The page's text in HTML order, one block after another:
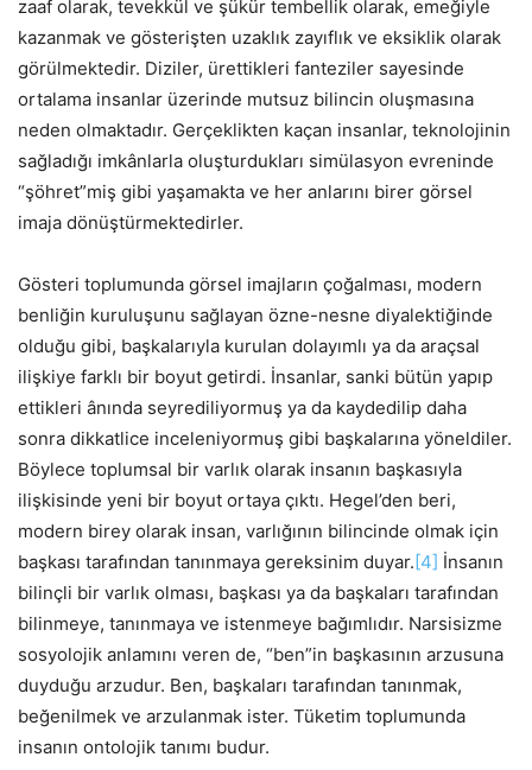
zaaf olarak, tevekkül ve şükür tembellik olarak, emeğiyle
kazanmak ve gösterişten uzaklık zayıflık ve eksiklik olarak
görülmektedir. Diziler, ürettikleri fanteziler sayesinde
ortalama insanlar üzerinde mutsuz bilincin oluşmasına
neden olmaktadır. Gerçeklikten kaçan insanlar, teknolojinin
sağladığı imkânlarla oluşturdukları simülasyon evreninde
“şöhret”miş gibi yaşamakta ve her anlarını birer görsel
imaja dönüştürmektedirler.
Gösteri toplumunda görsel imajların çoğalması, modern
benliğin kuruluşunu sağlayan özne-nesne diyalektiğinde
olduğu gibi, başkalarıyla kurulan dolayımlı ya da araçsal
ilişkiye farklı bir boyut getirdi. İnsanlar, sanki bütün yapıp
ettikleri ânında seyrediliyormuş ya da kaydedilip daha
sonra dikkatlice inceleniyormuş gibi başkalarına yöneldiler.
Böylece toplumsal bir varlık olarak insanın başkasıyla
ilişkisinde yeni bir boyut ortaya çıktı. Hegel’den beri,
modern birey olarak insan, varlığının bilincinde olmak için
başkası tarafından tanınmaya gereksinim duyar. [4] İnsanın
bilinçli bir varlık olması, başkası ya da başkaları tarafından
bilinmeye, tanınmaya ve istenmeye bağımlıdır. Narsisizme
sosyolojik anlamını veren de, “ben”in başkasının arzusuna
duyduğu arzudur. Ben, başkaları tarafından tanınmak,
beğenilmek ve arzulanmak ister. Tüketim toplumunda
insanın ontolojik tanımı budur.